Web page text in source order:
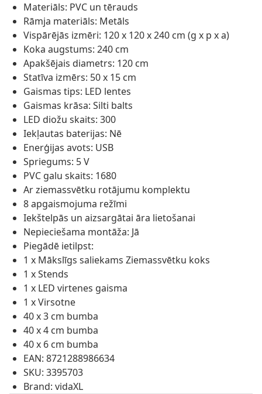
Materiāls: PVC un tērauds
Rāmja materiāls: Metāls
Vispārējās izmēri: 120 x 120 x 240 cm (g x p x a)
Koka augstums: 240 cm
Apakšējais diametrs: 120 cm
Statīva izmērs: 50 x 15 cm
Gaismas tips: LED lentes
Gaismas krāsa: Silti balts
LED diožu skaits: 300
Iekļautas baterijas: Nē
Enerģijas avots: USB
Spriegums: 5 V
PVC galu skaits: 1680
Ar ziemassvētku rotājumu komplektu
8 apgaismojuma režīmi
Iekštelpās un aizsargātai āra lietošanai
Nepieciešama montāža: Jā
Piegādē ietilpst:
1 x Mākslīgs saliekams Ziemassvētku koks
1 x Stends
1 x LED virtenes gaisma
1 x Virsotne
40 x 3 cm bumba
40 x 4 cm bumba
40 x 6 cm bumba
EAN: 8721288986634
SKU: 3395703
Brand: vidaXL